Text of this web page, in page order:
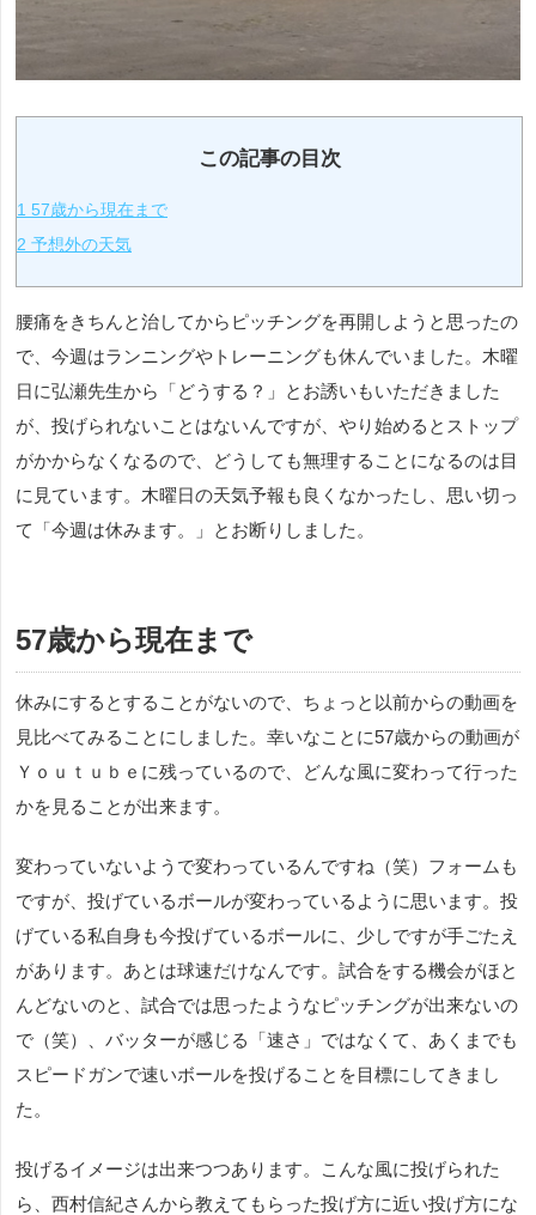
この記事の目次
1 57歳から現在まで
2 予想外の天気
腰痛をきちんと治してからピッチングを再開しようと思ったの
で、今週はランニングやトレーニングも休んでいました。木曜
日に弘瀬先生から「どうする？」とお誘いもいただきました
が、投げられないことはないんですが、やり始めるとストップ
がかからなくなるので、どうしても無理することになるのは目
に見ています。木曜日の天気予報も良くなかったし、思い切っ
て「今週は休みます。」とお断りしました。
57歳から現在まで
休みにするとすることがないので、ちょっと以前からの動画を
見比べてみることにしました。幸いなことに57歳からの動画が
Ｙｏｕｔｕｂｅに残っているので、どんな風に変わって行った
かを見ることが出来ます。
変わっていないようで変わっているんですね（笑）フォームも
ですが、投げているボールが変わっているように思います。投
げている私自身も今投げているボールに、少しですが手ごたえ
があります。あとは球速だけなんです。試合をする機会がほと
んどないのと、試合では思ったようなピッチングが出来ないの
で（笑）、バッターが感じる「速さ」ではなくて、あくまでも
スピードガンで速いボールを投げることを目標にしてきまし
た。
投げるイメージは出来つつあります。こんな風に投げられた
ら、西村信紀さんから教えてもらった投げ方に近い投げ方にな